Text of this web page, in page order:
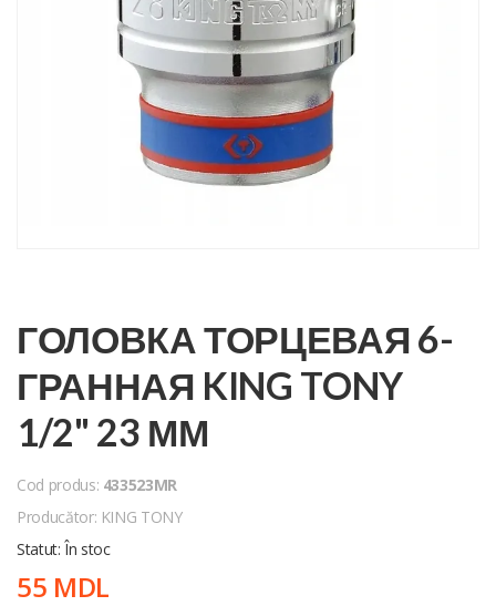
ГОЛОВКА ТОРЦЕВАЯ 6-
ГРАННАЯ KING TONY
1/2" 23 ММ
Cod produs: 433523MR
Producător: KING TONY
Statut: În stoc
55 MDL